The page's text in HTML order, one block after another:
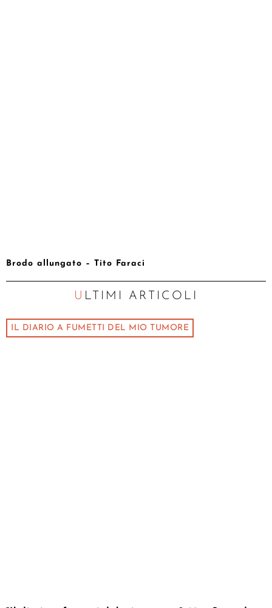
Brodo allungato – Tito Faraci
ULTIMI ARTICOLI
IL DIARIO A FUMETTI DEL MIO TUMORE